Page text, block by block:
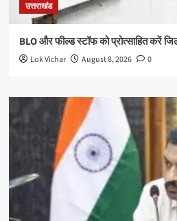
उत्तराखंड
BLO और फील्ड स्टॉफ को प्रोत्साहित करें
Lok Vichar August 8, 2026 0